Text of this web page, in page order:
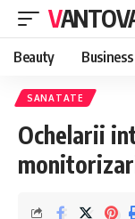
Beauty Business
SANATATE
Ochelarii